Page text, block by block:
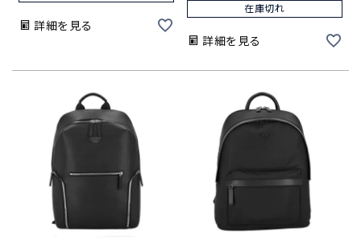
詳細を見る
在庫切れ
詳細を見る